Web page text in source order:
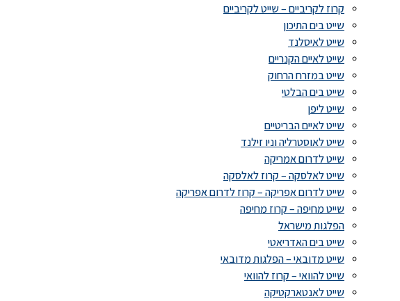
קרוז לקריביים – שייט לקריביים
שייט בים התיכון
שייט לאיסלנד
שייט לאיים הקנריים
שייט במזרח הרחוק
שייט בים הבלטי
שייט ליפן
שייט לאיים הבריטיים
שייט לאוסטרליה וניו זילנד
שייט לדרום אמריקה
שייט לאלסקה – קרוז לאלסקה
שייט לדרום אפריקה – קרוז לדרום אפריקה
שייט מחיפה – קרוז מחיפה
הפלגות מישראל
שייט בים האדריאטי
שייט מדובאי – הפלגות מדובאי
שייט להוואי – קרוז להוואי
שייט לאנטארקטיקה